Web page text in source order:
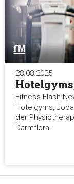
28.08.2025
Fitness Flash
Hotelgyms,
der
Darmflora.